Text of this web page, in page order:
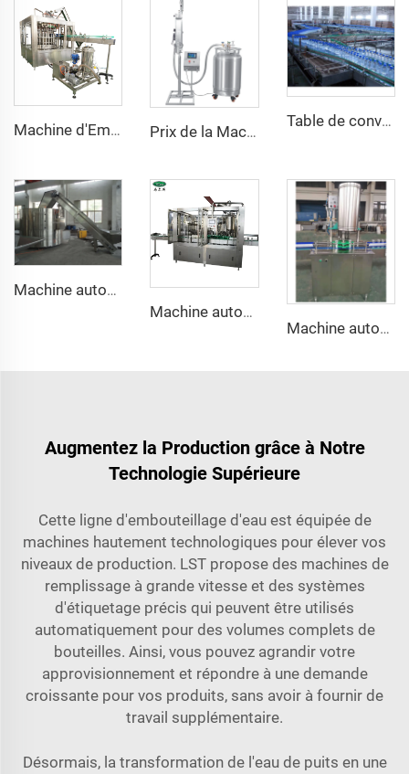
Machine d'Embouteillage de Bière pour Microbrasserie Prix de la Machine Automatique de Remplissage et de Pulvérisation à Azote Liquide pour Bouteilles PET d'Huile et d'Eau
Table de convoyage d'accumulation pour bouteilles d'eau en plastique
Machine automatique désembrouilleuse compacte pour bouteilles plastiques PET ou en verre
Machine automatique de remplissage de boisson distillée, Vodka, Vin, Whisky en bouteille en verre de 750 ml
Machine automatique de soudure des canettes en aluminium pour bière
Augmentez la Production grâce à Notre
Technologie Supérieure
Cette ligne d'embouteillage d'eau est équipée de
machines hautement technologiques pour élever vos
niveaux de production. LST propose des machines de
remplissage à grande vitesse et des systèmes
d'étiquetage précis qui peuvent être utilisés
automatiquement pour des volumes complets de
bouteilles. Ainsi, vous pouvez agrandir votre
approvisionnement et répondre à une demande
croissante pour vos produits, sans avoir à fournir de
travail supplémentaire.
Désormais, la transformation de l'eau de puits en une